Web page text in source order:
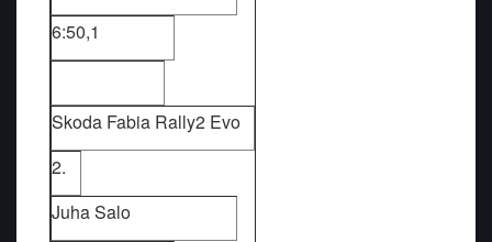
6:50,1
Skoda Fabia Rally2 Evo
2.
Juha Salo